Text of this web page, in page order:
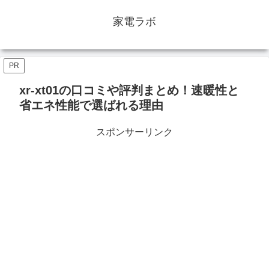
家電ラボ
PR
xr-xt01の口コミや評判まとめ！速暖性と
省エネ性能で選ばれる理由
スポンサーリンク